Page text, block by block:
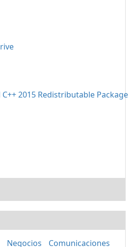
Negocios Comunicaciones